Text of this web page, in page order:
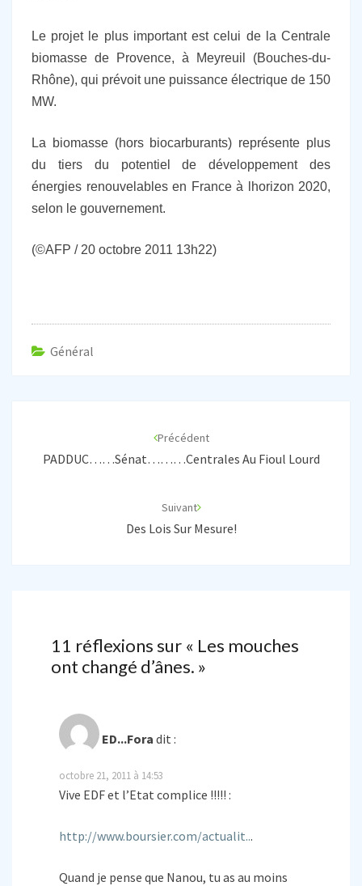
Le projet le plus important est celui de la Centrale
biomasse de Provence, à Meyreuil (Bouches-du-
Rhône), qui prévoit une puissance électrique de 150
MW.
La biomasse (hors biocarburants) représente plus
du tiers du potentiel de développement des
énergies renouvelables en France à lhorizon 2020,
selon le gouvernement.
(©AFP / 20 octobre 2011 13h22)
Général
Précédent
PADDUC……Sénat………Centrales Au Fioul Lourd
Suivant
Des Lois Sur Mesure!
11 réflexions sur « Les mouches
ont changé d’ânes. »
ED...Fora dit :
octobre 21, 2011 à 14:53
Vive EDF et l’Etat complice !!!!! :
http://www.boursier.com/actualit...
Quand je pense que Nanou, tu as au moins